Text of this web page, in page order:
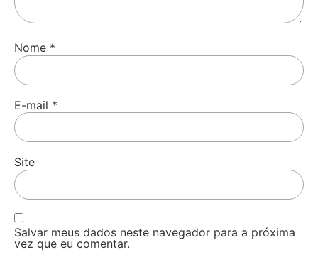
Nome *
E-mail *
Site
Salvar meus dados neste navegador para a próxima
vez que eu comentar.